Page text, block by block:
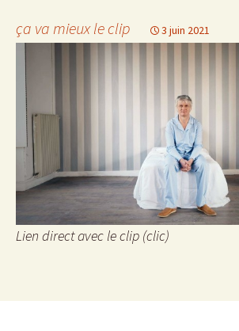
ça va mieux le clip 3 juin 2021
Lien direct avec le clip (clic)